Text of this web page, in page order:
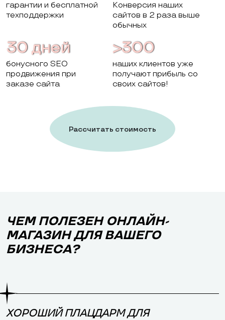
гарантии и бесплатной
техподдержки
Конверсия наших
сайтов в 2 раза выше
обычных
30 дней
бонусного SEO
продвижения при
заказе сайта
>300
наших клиентов уже
получают прибыль со
своих сайтов!
Рассчитать стоимость
ЧЕМ ПОЛЕЗЕН ОНЛАЙН-
МАГАЗИН ДЛЯ ВАШЕГО
БИЗНЕСА?
ХОРОШИЙ ПЛАЦДАРМ ДЛЯ